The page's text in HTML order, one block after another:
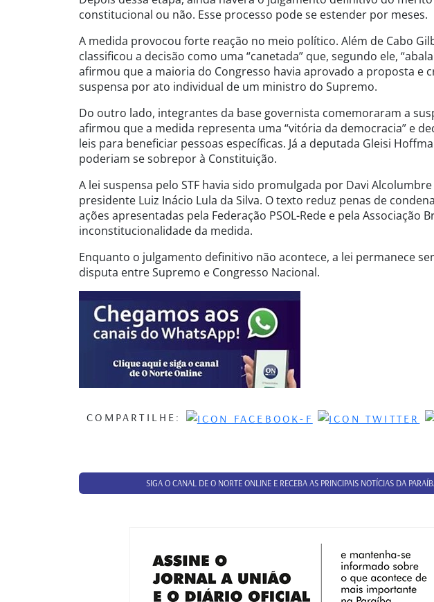
constitucional ou não. Esse processo pode se estender por meses.
A medida provocou forte reação no meio político. Além de Cabo
classificou a decisão como uma “canetada” que, segundo ele,
afirmou que a maioria do Congresso havia aprovado a proposta e
suspensa por ato individual de um ministro do Supremo.
Do outro lado, integrantes da base governista comemoraram a
afirmou que a medida representa uma “vitória da democracia” e
leis para beneficiar pessoas específicas. Já a deputada Gleisi
poderiam se sobrepor à Constituição.
A lei suspensa pelo STF havia sido promulgada por Davi
presidente Luiz Inácio Lula da Silva. O texto reduz penas de
ações apresentadas pela Federação PSOL-Rede e pela Associação
inconstitucionalidade da medida.
Enquanto o julgamento definitivo não acontece, a lei permanece
disputa entre Supremo e Congresso Nacional.
COMPARTILHE:
SIGA O CANAL DE O NORTE ONLINE E RECEBA AS PRINCIPAIS NOTÍCIAS DA